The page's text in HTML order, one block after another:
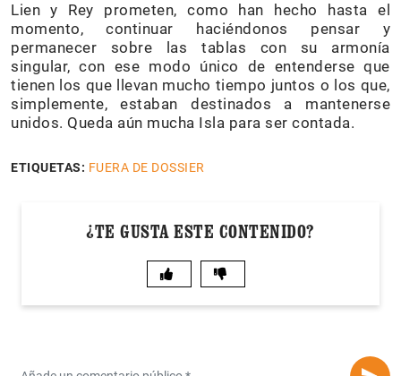
Lien y Rey prometen, como han hecho hasta el
momento, continuar haciéndonos pensar y
permanecer sobre las tablas con su armonía
singular, con ese modo único de entenderse que
tienen los que llevan mucho tiempo juntos o los que,
simplemente, estaban destinados a mantenerse
unidos. Queda aún mucha Isla para ser contada.
ETIQUETAS: FUERA DE DOSSIER
¿TE GUSTA ESTE CONTENIDO?